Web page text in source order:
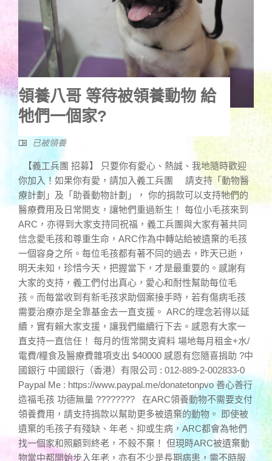
領養八哥 等待被領養動物 給
牠們一個家?
已被領養
【義工兵團 招募】 只要你有愛心、熱誠、我地隨時歡迎
你加入！如果你有愛，請加入義工兵團 請支持「動物醫
療計劃」及「助養動物計劃」， 你的捐款可以支持牠們的
醫療費用及日常開支，讓牠們重過新生！ 每位小毛孩來到
ARC，亦得到大家支持同祝福，義工兵團與大家有著共同
信念愛毛孩和尊重生命，ARC作為中轉站給被遺棄的毛孩
一個容身之所。每位毛孩都有著不同的過去，昨天已逝，
明天未知，珍惜今天，把握當下，才是最重要的。感謝有
大家的支持，義工們付出真心，愛心和耐性幫助每位毛
孩。而每當收到有新毛孩求助個案接手時，若有傷病毛孩
需要治療亦是全靠基金去一直支援。 ARC的理念若得以延
續，實有賴大家支援，讓我們繼續行下去。感恩有大家一
直支持一直信任！ 每月的恆常開支資料 場地每月租金+水/
電費/糧食及醫療費雜項支出 $40000 感恩有您隨喜捐助 ?中
國銀行 中國銀行（香港）有限公司 : 012-889-2-002833-0
Paypal Me : https://www.paypal.me/donatetonpvo 善心善行
造福毛孩 功德無量 ???????? 在ARC領養動物不需要支付
領養費用，請支持捐款以幫助更多被遺棄的動物。 即使被
遺棄的毛孩子有殘缺、年老、抑或生病，ARC都會為牠們
找一個家和照顧到終老，不殺不棄！ 但現時ARC被遺棄動
物當中都開始步入年老，亦有不少是長期病患，需不時服